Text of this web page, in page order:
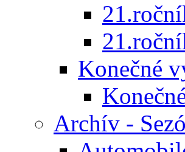
Konečné
Archív -